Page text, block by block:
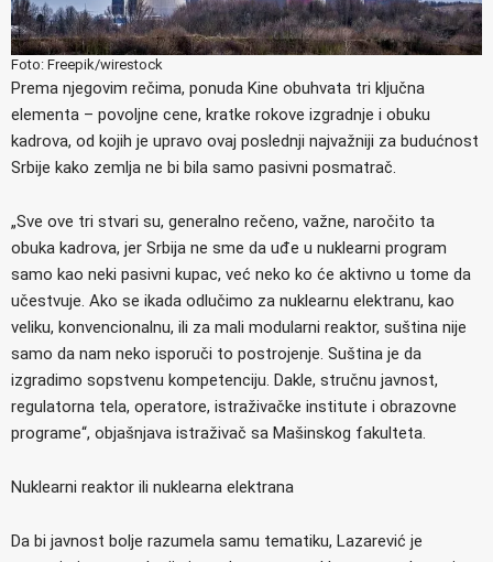
Foto: Freepik/wirestock
Prema njegovim rečima, ponuda Kine obuhvata tri ključna
elementa – povoljne cene, kratke rokove izgradnje i obuku
kadrova, od kojih je upravo ovaj poslednji najvažniji za budućnost
Srbije kako zemlja ne bi bila samo pasivni posmatrač.
„Sve ove tri stvari su, generalno rečeno, važne, naročito ta
obuka kadrova, jer Srbija ne sme da uđe u nuklearni program
samo kao neki pasivni kupac, već neko ko će aktivno u tome da
učestvuje. Ako se ikada odlučimo za nuklearnu elektranu, kao
veliku, konvencionalnu, ili za mali modularni reaktor, suština nije
samo da nam neko isporuči to postrojenje. Suština je da
izgradimo sopstvenu kompetenciju. Dakle, stručnu javnost,
regulatorna tela, operatore, istraživačke institute i obrazovne
programe“, objašnjava istraživač sa Mašinskog fakulteta.
Nuklearni reaktor ili nuklearna elektrana
Da bi javnost bolje razumela samu tematiku, Lazarević je